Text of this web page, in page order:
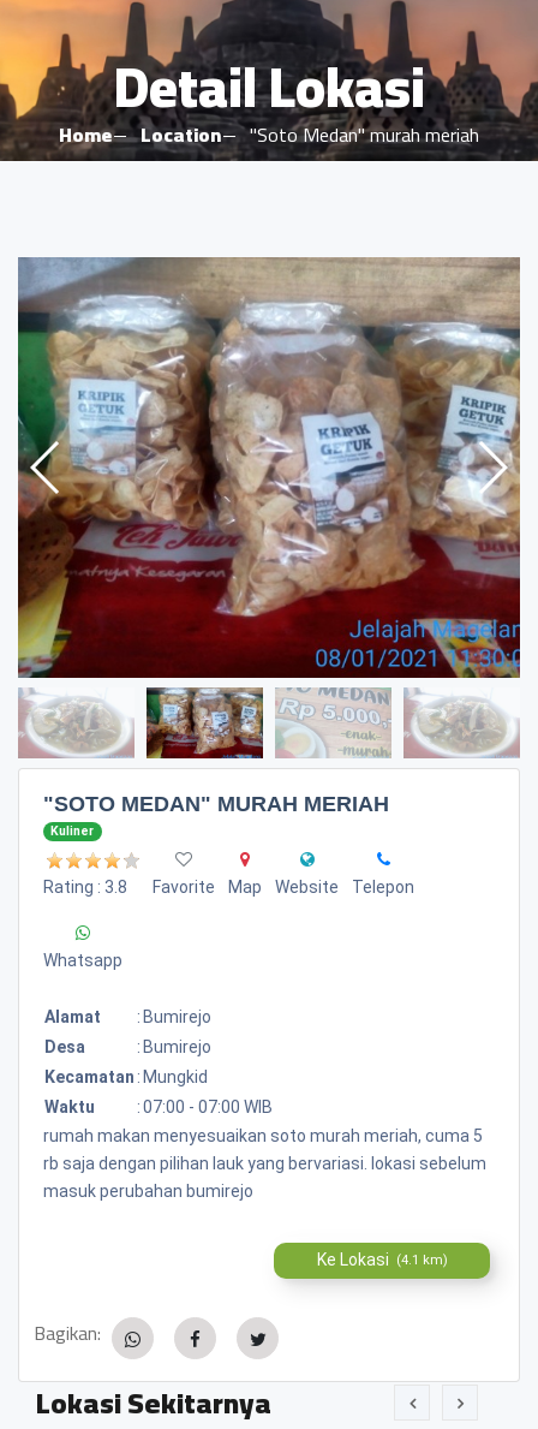
Detail Lokasi
Home Location "Soto Medan" murah meriah
"SOTO MEDAN" MURAH MERIAH
Kuliner
Rating : 3.8 Favorite Map Website Telepon
Whatsapp
Alamat : Bumirejo
Desa
: Bumirejo
Kecamatan : Mungkid
Waktu
:07:00 - 07:00 WIB
rumah makan menyesuaikan soto murah meriah, cuma 5
rb saja dengan pilihan lauk yang bervariasi. lokasi sebelum
masuk perubahan bumirejo
Ke Lokasi (4.1 km)
Bagikan:
Lokasi Sekitarnya